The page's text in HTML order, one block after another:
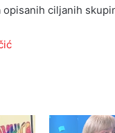
ciljanih